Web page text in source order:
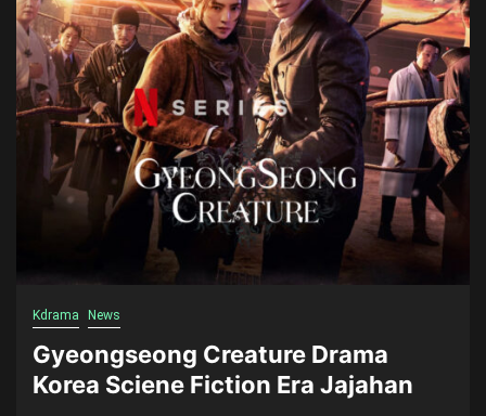
Kdrama News
Gyeongseong Creature Drama
Korea Sciene Fiction Era Jajahan